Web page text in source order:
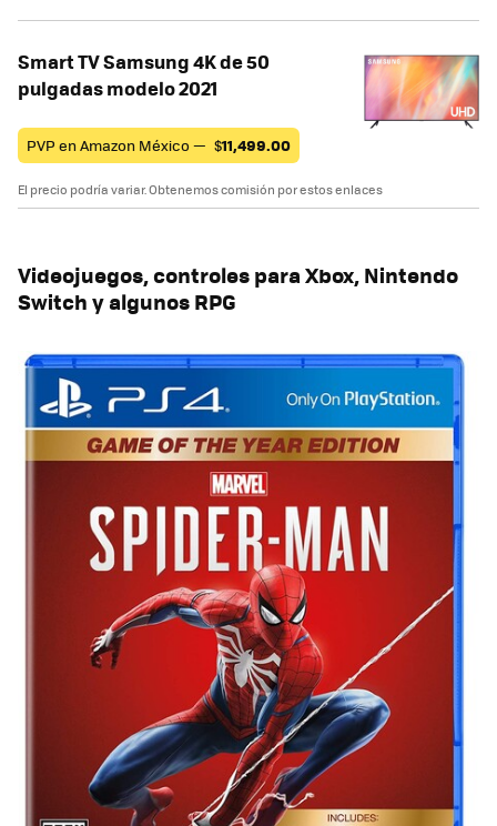
Smart TV Samsung 4K de 50
pulgadas modelo 2021
PVP en Amazon México — $11,499.00
El precio podría variar. Obtenemos comisión por estos enlaces
Videojuegos, controles para Xbox, Nintendo
Switch y algunos RPG